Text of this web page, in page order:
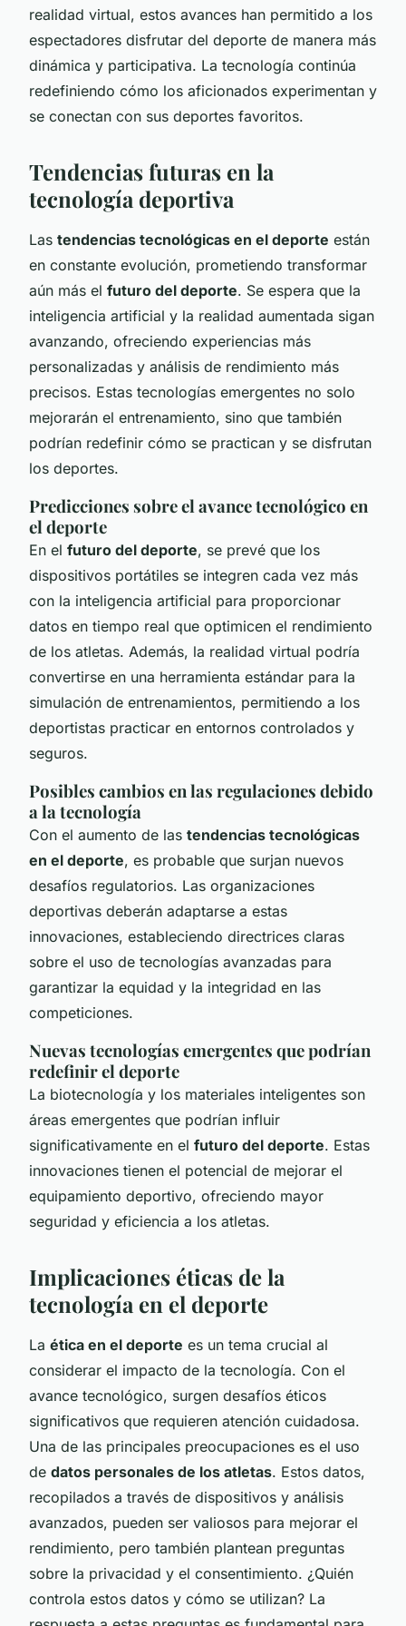
realidad virtual, estos avances han permitido a los
espectadores disfrutar del deporte de manera más
dinámica y participativa. La tecnología continúa
redefiniendo cómo los aficionados experimentan y
se conectan con sus deportes favoritos.
Tendencias futuras en la
tecnología deportiva
Las tendencias tecnológicas en el deporte están
en constante evolución, prometiendo transformar
aún más el futuro del deporte. Se espera que la
inteligencia artificial y la realidad aumentada sigan
avanzando, ofreciendo experiencias más
personalizadas y análisis de rendimiento más
precisos. Estas tecnologías emergentes no solo
mejorarán el entrenamiento, sino que también
podrían redefinir cómo se practican y se disfrutan
los deportes.
Predicciones sobre el avance tecnológico en
el deporte
En el futuro del deporte, se prevé que los
dispositivos portátiles se integren cada vez más
con la inteligencia artificial para proporcionar
datos en tiempo real que optimicen el rendimiento
de los atletas. Además, la realidad virtual podría
convertirse en una herramienta estándar para la
simulación de entrenamientos, permitiendo a los
deportistas practicar en entornos controlados y
seguros.
Posibles cambios en las regulaciones debido
a la tecnología
Con el aumento de las tendencias tecnológicas
en el deporte, es probable que surjan nuevos
desafíos regulatorios. Las organizaciones
deportivas deberán adaptarse a estas
innovaciones, estableciendo directrices claras
sobre el uso de tecnologías avanzadas para
garantizar la equidad y la integridad en las
competiciones.
Nuevas tecnologías emergentes que podrían
redefinir el deporte
La biotecnología y los materiales inteligentes son
áreas emergentes que podrían influir
significativamente en el futuro del deporte. Estas
innovaciones tienen el potencial de mejorar el
equipamiento deportivo, ofreciendo mayor
seguridad y eficiencia a los atletas.
Implicaciones éticas de la
tecnología en el deporte
La ética en el deporte es un tema crucial al
considerar el impacto de la tecnología. Con el
avance tecnológico, surgen desafíos éticos
significativos que requieren atención cuidadosa.
Una de las principales preocupaciones es el uso
de datos personales de los atletas. Estos datos,
recopilados a través de dispositivos y análisis
avanzados, pueden ser valiosos para mejorar el
rendimiento, pero también plantean preguntas
sobre la privacidad y el consentimiento. ¿Quién
controla estos datos y cómo se utilizan? La